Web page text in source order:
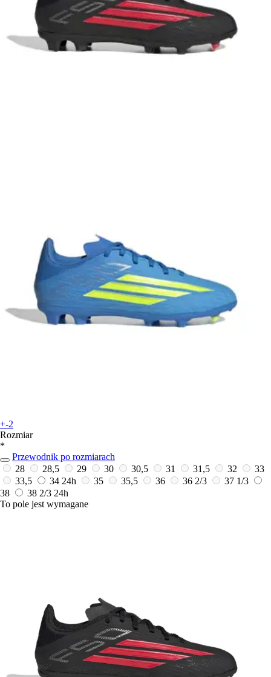
+-2
Rozmiar
*
Przewodnik po rozmiarach
28
28,5 29 30 30,5 31 31,5 32
33
33,5
34 24h 35 35,5 36 36 2/3
37 1/3
38
38 2/3 24h
To pole jest wymagane